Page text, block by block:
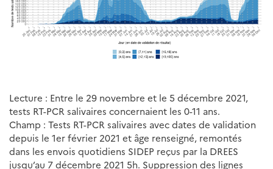
Lecture : Entre le 29 novembre et le 5 décembre 2021,
tests RT-PCR salivaires concernaient les 0-11 ans.
Champ : Tests RT-PCR salivaires avec dates de validation
depuis le 1er février 2021 et âge renseigné, remontés
dans les envois quotidiens SIDEP reçus par la DREES
jusqu’au 7 décembre 2021 5h. Suppression des lignes